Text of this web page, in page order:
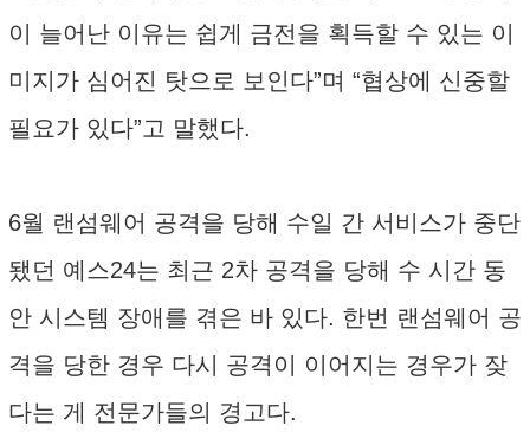
이 늘어난 이유는 쉽게 금전을 획득할 수 있는 이
미지가 심어진 탓으로 보인다”며 “협상에 신중할
필요가 있다”고 말했다.
6월 랜섬웨어 공격을 당해 수일 간 서비스가 중단
됐던 예스24는 최근 2차 공격을 당해 수 시간 동
안 시스템 장애를 겪은 바 있다. 한번 랜섬웨어 공
격을 당한 경우 다시 공격이 이어지는 경우가 잦
다는 게 전문가들의 경고다.